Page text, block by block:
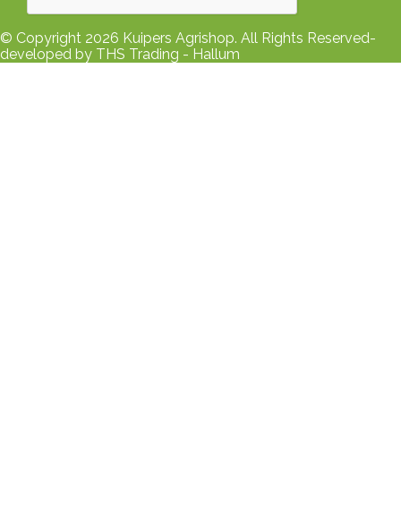
© Copyright 2026 Kuipers Agrishop. All Rights Reserved-
developed by THS Trading - Hallum